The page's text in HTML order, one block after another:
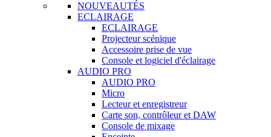
NOUVEAUTÉS
ECLAIRAGE
ECLAIRAGE
Projecteur scénique
Accessoire prise de vue
Console et logiciel d'éclairage
AUDIO PRO
AUDIO PRO
Micro
Lecteur et enregistreur
Carte son, contrôleur et DAW
Console de mixage